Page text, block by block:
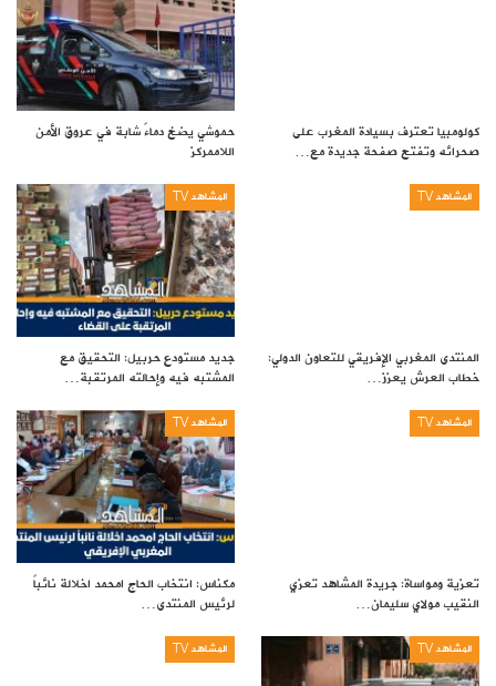
كولومبيا تعترف بسيادة المغرب على
صحرائه وتفتح صفحة جديدة مع…
حموشي يضخ دماءً شابة في عروق الأمن
اللاممركز
المشاهد TV
المنتدى المغربي الإفريقي للتعاون الدولي:
خطاب العرش يعزز…
المشاهد TV
جديد مستودع حربيل: التحقيق مع
المشتبه فيه وإحالته المرتقبة…
المشاهد TV
تعزية ومواساة: جريدة المشاهد تعزي
النقيب مولاي سليمان…
المشاهد TV
مكناس: انتخاب الحاج امحمد اخلالة نائباً
لرئيس المنتدى…
المشاهد TV المشاهد TV